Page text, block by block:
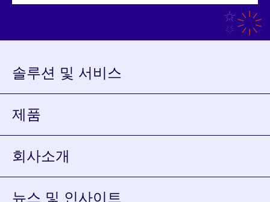
솔루션 및 서비스
제품
회사소개
뉴스 및 인사이트